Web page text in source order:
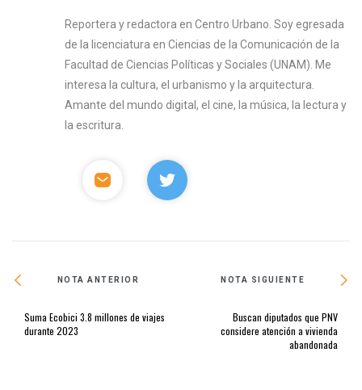
Reportera y redactora en Centro Urbano. Soy egresada
de la licenciatura en Ciencias de la Comunicación de la
Facultad de Ciencias Políticas y Sociales (UNAM). Me
interesa la cultura, el urbanismo y la arquitectura.
Amante del mundo digital, el cine, la música, la lectura y
la escritura.
NOTA ANTERIOR
Suma Ecobici 3.8 millones de viajes
durante 2023
NOTA SIGUIENTE
Buscan diputados que PNV
considere atención a vivienda
abandonada